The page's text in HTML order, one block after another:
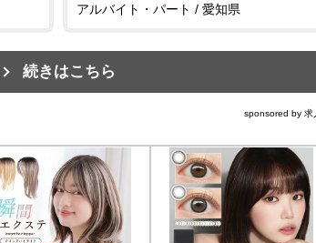
アルバイト・パート / 愛知県
続きはこちら
sponsored by 求